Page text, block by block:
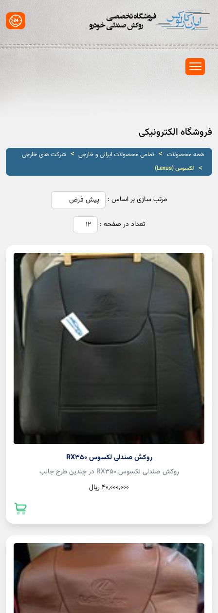
فروشگاه الکترونیکی
همه محصولات > تمامی محصولات ایرانی و خارجی > شرکت های خارجی
> لکسوس (Lexus)
مرتب سازی بر اساس :
تعداد در صفحه :
روکش صندلی لکسوس RX350
روکش صندلی لکسوس RX350 در چندین طرح جالب
40,000,000 ريال